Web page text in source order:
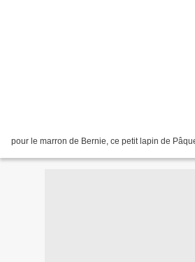
pour le marron de Bernie, ce petit lapin de